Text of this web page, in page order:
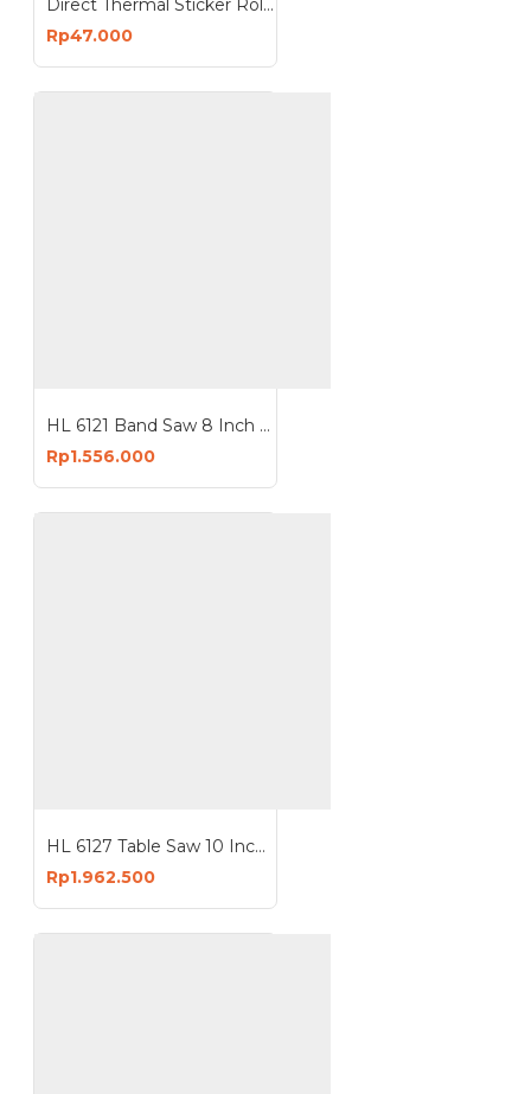
Rp47.000
HL 6121 Band Saw 8 Inch Mesin Gergaji Ukir
Rp1.556.000
HL 6127 Table Saw 10 Inch Mesin Gergaji Kayu Meja
Rp1.962.500